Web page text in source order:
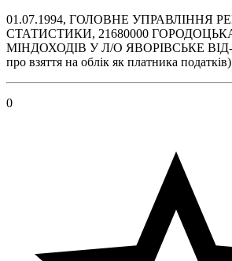
01.07.1994, ГОЛОВНЕ УПРАВЛІННЯ
СТАТИСТИКИ, 21680000
МIНДОХОДIВ У Л/О ЯВОРIВСЬКЕ ВIД-
про взяття на облік як платника податків)
0